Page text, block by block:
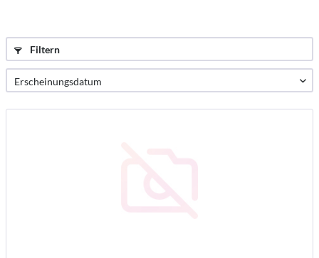
Filtern